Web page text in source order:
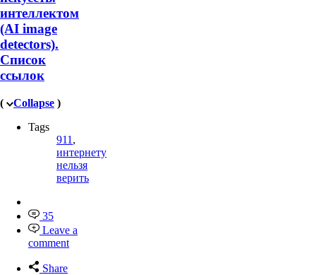
интеллектом
(AI image
detectors).
Список
ссылок
( Collapse )
Tags
911 ,
интернету
нельзя
верить
35
Leave a
comment
Share